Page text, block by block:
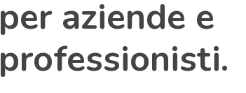
per aziende e
professionisti.